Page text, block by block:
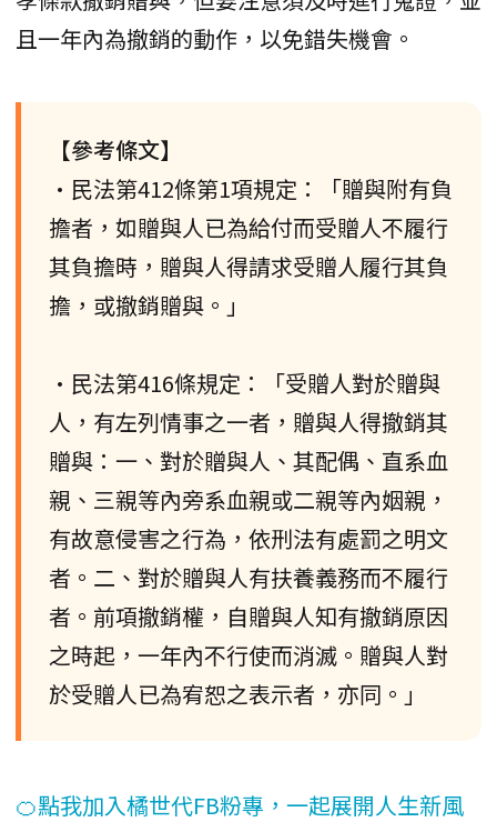
且一年內為撤銷的動作，以免錯失機會。
【參考條文】
•民法第412條第1項規定：「贈與附有負
擔者，如贈與人已為給付而受贈人不履行
其負擔時，贈與人得請求受贈人履行其負
擔，或撤銷贈與。」
•民法第416條規定：「受贈人對於贈與
人，有左列情事之一者，贈與人得撤銷其
贈與：一、對於贈與人、其配偶、直系血
親、三親等內旁系血親或二親等內姻親，
有故意侵害之行為，依刑法有處罰之明文
者。二、對於贈與人有扶養義務而不履行
者。前項撤銷權，自贈與人知有撤銷原因
之時起，一年內不行使而消滅。贈與人對
於受贈人已為宥恕之表示者，亦同。」
🍊點我加入橘世代FB粉專，一起展開人生新風